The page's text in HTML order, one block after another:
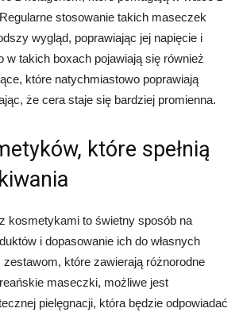
stosowanie takich maseczek
wygląd, poprawiając jej napięcie i
w takich boxach pojawiają się również
które natychmiastowo poprawiają
że cera staje się bardziej promienna.
które spełnią
kosmetykami to świetny sposób na
i dopasowanie ich do własnych
które zawierają różnorodne
maseczki, możliwe jest
pielęgnacji, która będzie odpowiadać